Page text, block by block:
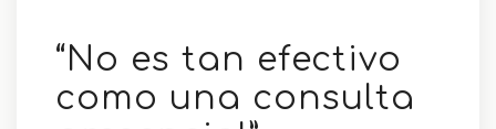
“No es tan efectivo
como una consulta